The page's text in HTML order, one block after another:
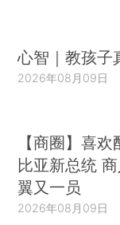
心智｜教孩子
2026年08月09日
【商圈】喜
比亚新总统
翼又一员
2026年08月09日